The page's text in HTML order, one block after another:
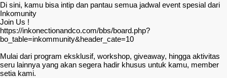
Di sini, kamu bisa intip dan pantau semua jadwal event spesial dari
Inkomunity
Join Us !
https://inkonectionandco.com/bbs/board.php?
bo_table=inkommunity&header_cate=10
Mulai dari program eksklusif, workshop, giveaway, hingga aktivitas
seru lainnya yang akan segera hadir khusus untuk kamu, member
setia kami.